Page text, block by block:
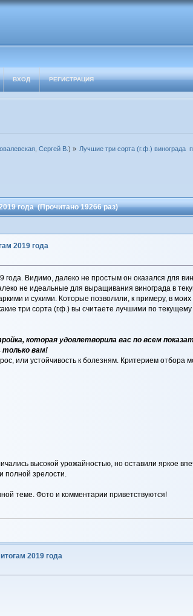
ВХОД РЕГИСТРАЦИЯ
, Сергей В.) » Лучшие три сорта (г.ф.) винограда
года (Прочитано 19266 раз)
2019 года
года. Видимо, далеко не простым он оказался для
не идеальные для выращивания винограда в
и сухими. Которые позволили, к примеру, в
три сорта (г.ф.) вы считаете лучшими по
которая удовлетворила вас по всем
только вам!
или устойчивость к болезням. Критерием отбора
высокой урожайностью, но оставили яркое
полной зрелости.
теме. Фото и комментарии приветствуются!
2019 года